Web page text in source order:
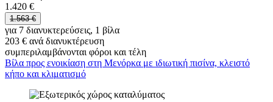
1.420 €
1.563 €
για 7 διανυκτερεύσεις, 1 βίλα
203 € ανά διανυκτέρευση
συμπεριλαμβάνονται φόροι και τέλη
Βίλα προς ενοικίαση στη Μενόρκα με ιδιωτική πισίνα, κλειστό
κήπο και κλιματισμό